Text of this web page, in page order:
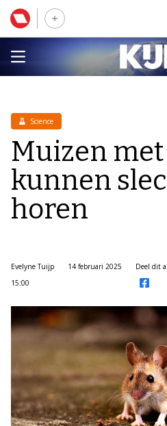
Science
Muizen
kunnen
horen
Evelyne Tuijp
14 februari 2025
15:00
Deel dit